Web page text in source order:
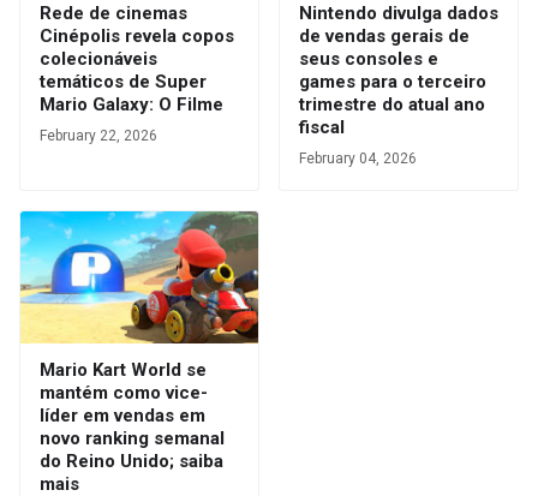
Rede de cinemas
Cinépolis revela copos
colecionáveis
temáticos de Super
Mario Galaxy: O Filme
February 22, 2026
Nintendo divulga dados
de vendas gerais de
seus consoles e
games para o terceiro
trimestre do atual ano
fiscal
February 04, 2026
Mario Kart World se
mantém como vice-
líder em vendas em
novo ranking semanal
do Reino Unido; saiba
mais